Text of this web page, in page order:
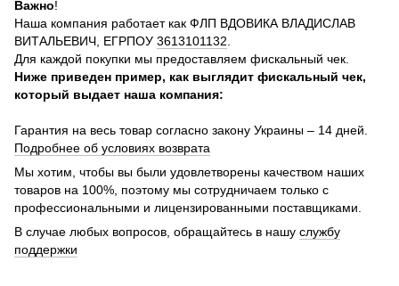
Важно!
Наша компания работает как ФЛП ВДОВИКА ВЛАДИСЛАВ
ВИТАЛЬЕВИЧ, ЕГРПОУ 3613101132
Для каждой покупки мы предоставляем фискальный чек.
Ниже приведен пример, как выглядит фискальный чек,
который выдает наша компания:
Гарантия на весь товар согласно закону Украины – 14 дней.
Подробнее об условиях возврата
Мы хотим, чтобы вы были удовлетворены качеством наших
товаров на 100%, поэтому мы сотрудничаем только с
профессиональными и лицензированными поставщиками.
В случае любых вопросов, обращайтесь в нашу службу
поддержки